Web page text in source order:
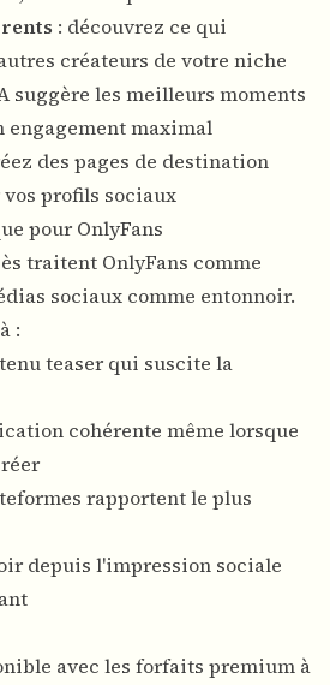
: découvrez ce qui
créateurs de votre niche
suggère les meilleurs moments
maximal
des pages de destination
profils sociaux
pour OnlyFans
traitent OnlyFans comme
sociaux comme entonnoir.
:
teaser qui suscite la
cohérente même lorsque
rapportent le plus
depuis l'impression sociale
avec les forfaits premium à